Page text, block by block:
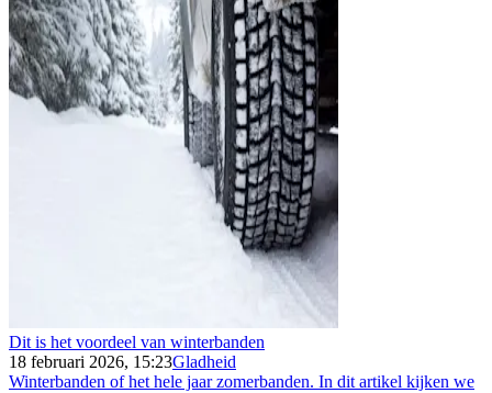
Dit is het voordeel van winterbanden
18 februari 2026, 15:23Gladheid
Winterbanden of het hele jaar zomerbanden. In dit artikel kijken we